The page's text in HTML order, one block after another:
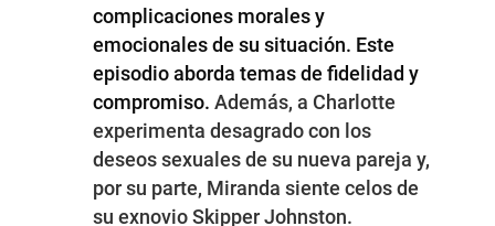
complicaciones morales y
emocionales de su situación. Este
episodio aborda temas de fidelidad y
compromiso. Además, a Charlotte
experimenta desagrado con los
deseos sexuales de su nueva pareja y,
por su parte, Miranda siente celos de
su exnovio Skipper Johnston.